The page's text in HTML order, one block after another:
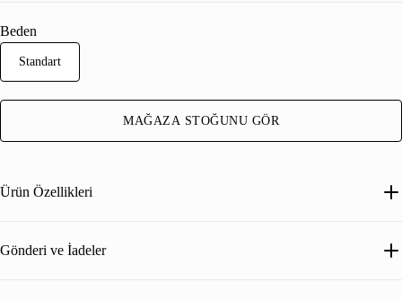
Beden
Standart
MAĞAZA STOĞUNU GÖR
Ürün Özellikleri
Gönderi ve İadeler